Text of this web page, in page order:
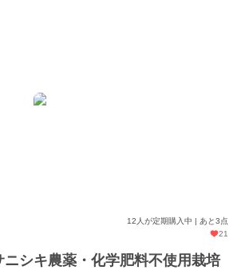
12人が定期購入中 | あと3点
21
ニシキ農薬・化学肥料不使用栽培